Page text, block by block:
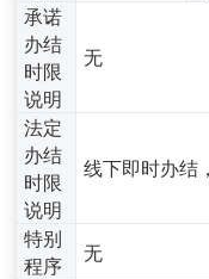
承诺
办结
时限
说明
无
法定
办结
时限
说明
线下即时办结
特别
程序
无